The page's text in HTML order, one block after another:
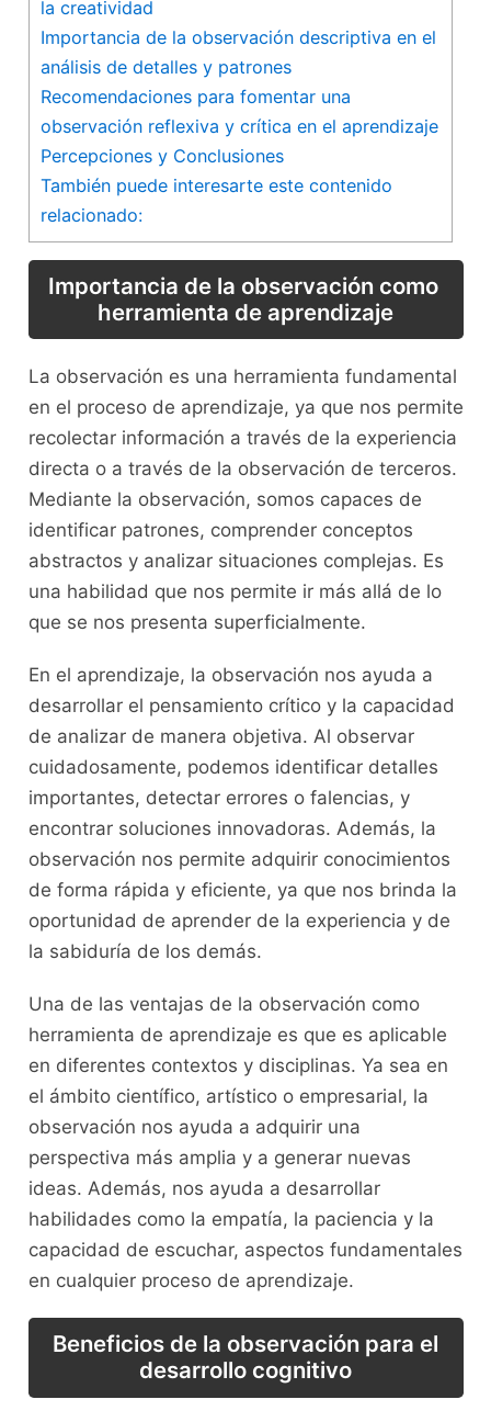
la creatividad
Importancia de la observación descriptiva en el​
análisis de detalles y patrones
Recomendaciones para fomentar una
observación⁢ reflexiva y‍ crítica en​ el aprendizaje
Percepciones⁣ y Conclusiones
También puede interesarte este contenido
relacionado:
Importancia de la observación como ​
herramienta de aprendizaje
La observación es una herramienta fundamental⁣
en el proceso⁢ de aprendizaje,⁤ ya ⁣que nos permite
recolectar​ información a través ⁢de la experiencia⁢
directa o a través de‍ la⁢ observación ⁣de terceros.
Mediante la observación, ⁣somos‌ capaces ‍de
identificar patrones, comprender conceptos
⁤abstractos y analizar situaciones complejas. ⁣Es
una habilidad que nos permite ir más ​allá de ​lo
que se nos presenta ‍superficialmente.
En el aprendizaje, la​ observación nos ayuda a
⁤desarrollar el pensamiento crítico ⁢y la capacidad
⁤de analizar de manera ⁣objetiva. Al observar
⁢cuidadosamente, ‍podemos identificar detalles
importantes, detectar ‍errores o​ falencias, y
encontrar soluciones‌ innovadoras. ‌Además, la
observación nos permite adquirir conocimientos
de forma ⁤rápida y⁣ eficiente,⁤ ya que‍ nos brinda la
oportunidad‍ de​ aprender de la experiencia y de
la sabiduría de los demás.
Una de las ventajas de la ‌observación como
herramienta de aprendizaje es que⁣ es aplicable
en diferentes contextos y disciplinas. Ya sea ⁢en
el ámbito⁣ científico, artístico ⁤o empresarial,‍ la
observación ​nos ⁤ayuda a adquirir‍ una
perspectiva más​ amplia y a⁣ generar nuevas
ideas. Además, nos ayuda a desarrollar
⁢habilidades como la empatía, la paciencia​ y la
⁤capacidad ⁣de⁤ escuchar, ‌aspectos fundamentales
en cualquier proceso de aprendizaje.
Beneficios⁣ de la observación para el
desarrollo cognitivo